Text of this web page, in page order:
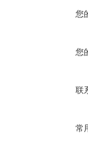
您
您
联
常